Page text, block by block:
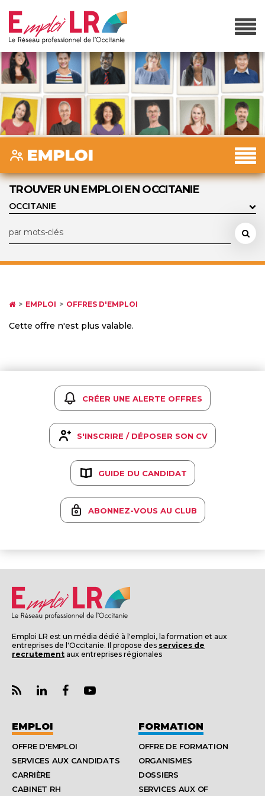
TROUVER UN EMPLOI EN OCCITANIE
EMPLOI OFFRES D'EMPLOI
Cette offre n'est plus valable.
CRÉER UNE ALERTE OFFRES
S'INSCRIRE / DÉPOSER SON CV
GUIDE DU CANDIDAT
ABONNEZ-VOUS AU CLUB
Emploi LR est un média dédié à l'emploi, la formation et aux
entreprises de l'Occitanie. Il propose des services de
recrutement aux entreprises régionales
EMPLOI
OFFRE D'EMPLOI
SERVICES AUX CANDIDATS
CARRIÈRE
CABINET RH
FORMATION
OFFRE DE FORMATION
ORGANISMES
DOSSIERS
SERVICES AUX OF